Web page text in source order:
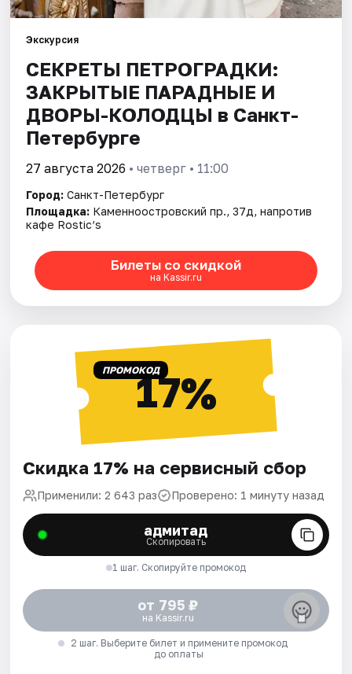
Экскурсия
СЕКРЕТЫ ПЕТРОГРАДКИ:
ЗАКРЫТЫЕ ПАРАДНЫЕ И
ДВОРЫ-КОЛОДЦЫ в Санкт-
Петербурге
27 августа 2026 • четверг • 11:00
Город: Санкт-Петербург
Площадка: Каменноостровский пр., 37д, напротив
кафе Rostic’s
Билеты со скидкой
на Kassir.ru
ПРОМОКОД17%
Скидка 17% на сервисный сбор
Применили: 2 643 раз Проверено: 1 минуту назад
адмитад
Скопировать
1 шаг. Скопируйте промокод
от 795 ₽
на Kassir.ru
2 шаг. Выберите билет и примените промокод
до оплаты